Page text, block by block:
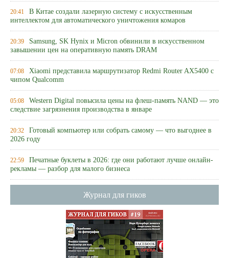
20:41 В Китае создали лазерную систему с искусственным
интеллектом для автоматического уничтожения комаров
20:39 Samsung, SK Hynix и Micron обвинили в искусственном
завышении цен на оперативную память DRAM
07:08 Xiaomi представила маршрутизатор Redmi Router AX5400 с
чипом Qualcomm
05:08 Western Digital повысила цены на флеш-память NAND — это
следствие загрязнения производства в январе
20:32 Готовый компьютер или собрать самому — что выгоднее в
2026 году
22:59 Печатные буклеты в 2026: где они работают лучше онлайн-
рекламы — разбор для малого бизнеса
Журнал для гиков